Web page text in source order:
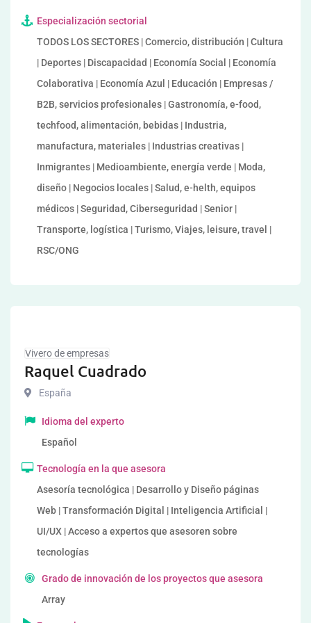
Especialización sectorial
TODOS LOS SECTORES | Comercio, distribución | Cultura
| Deportes | Discapacidad | Economía Social | Economía
Colaborativa | Economía Azul | Educación | Empresas /
B2B, servicios profesionales | Gastronomía, e-food,
techfood, alimentación, bebidas | Industria,
manufactura, materiales | Industrias creativas |
Inmigrantes | Medioambiente, energía verde | Moda,
diseño | Negocios locales | Salud, e-helth, equipos
médicos | Seguridad, Ciberseguridad | Senior |
Transporte, logística | Turismo, Viajes, leisure, travel |
RSC/ONG
Vivero de empresas
Raquel Cuadrado
España
Idioma del experto
Español
Tecnología en la que asesora
Asesoría tecnológica | Desarrollo y Diseño páginas
Web | Transformación Digital | Inteligencia Artificial |
UI/UX | Acceso a expertos que asesoren sobre
tecnologías
Grado de innovación de los proyectos que asesora
Array